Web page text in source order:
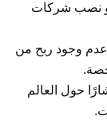
نصب شركات
وجود ربح من
حول العالم